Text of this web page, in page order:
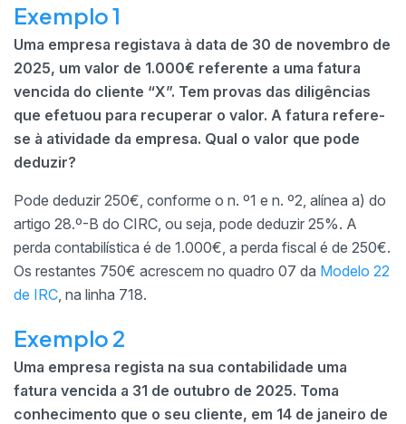
Exemplo 1
Uma empresa registava à data de 30 de novembro de
2025, um valor de 1.000€ referente a uma fatura
vencida do cliente “X”. Tem provas das diligências
que efetuou para recuperar o valor. A fatura refere-
se à atividade da empresa. Qual o valor que pode
deduzir?
Pode deduzir 250€, conforme o n. º1 e n. º2, alínea a) do
artigo 28.º-B do CIRC, ou seja, pode deduzir 25%. A
perda contabilística é de 1.000€, a perda fiscal é de 250€.
Os restantes 750€ acrescem no quadro 07 da Modelo 22
de IRC , na linha 718.
Exemplo 2
Uma empresa regista na sua contabilidade uma
fatura vencida a 31 de outubro de 2025. Toma
conhecimento que o seu cliente, em 14 de janeiro de